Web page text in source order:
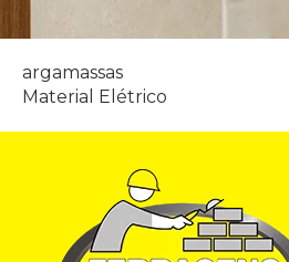
Navegação
argamassas
Material Elétrico